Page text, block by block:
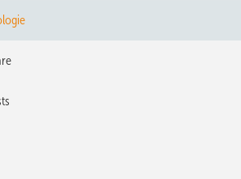
Temperatur und Luftfeuchtigkeit im
zur Turbulenzanalyse.
und im Windkanal